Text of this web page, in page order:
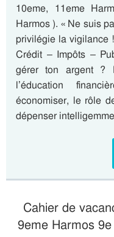
10eme, 11eme
Harmos ). « Ne suis
privilégie la vigilance
Crédit – Impôts –
gérer ton argent ?
l’éducation
économiser, le rôle
dépenser
Cahier de
9eme Harmos